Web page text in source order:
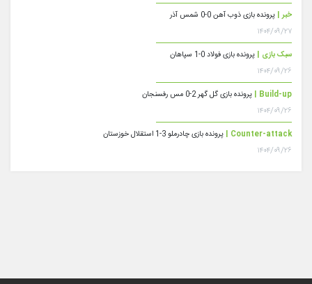
خبر | پرونده بازی ذوب آهن 0-0 شمس آذر
۱۴۰۴/۰۹/۲۷
سبک بازی | پرونده بازی فولاد 0-1 سپاهان
۱۴۰۴/۰۹/۲۶
Build-up | پرونده بازی گل گهر 2-0 مس رفسنجان
۱۴۰۴/۰۹/۲۶
Counter-attack | پرونده بازی چادرملو 3-1 استقلال خوزستان
۱۴۰۴/۰۹/۲۶